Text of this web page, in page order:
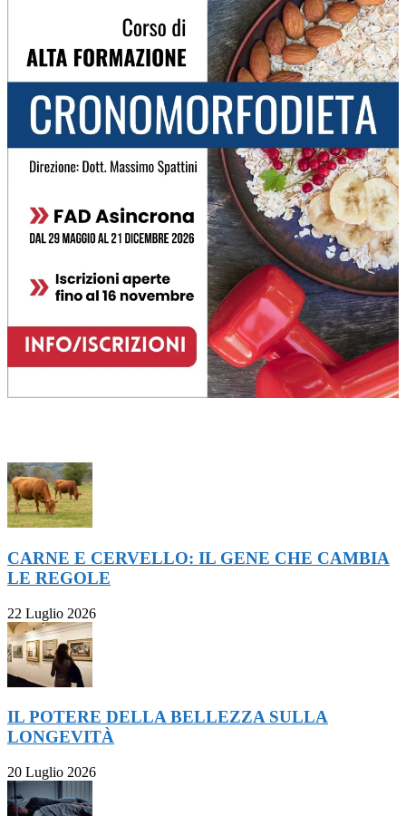
CARNE E CERVELLO: IL GENE CHE CAMBIA
LE REGOLE
22 Luglio 2026
IL POTERE DELLA BELLEZZA SULLA
LONGEVITÀ
20 Luglio 2026